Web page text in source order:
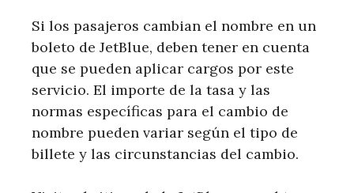
Si los pasajeros cambian el nombre en un
boleto de JetBlue, deben tener en cuenta
que se pueden aplicar cargos por este
servicio. El importe de la tasa y las
normas específicas para el cambio de
nombre pueden variar según el tipo de
billete y las circunstancias del cambio.